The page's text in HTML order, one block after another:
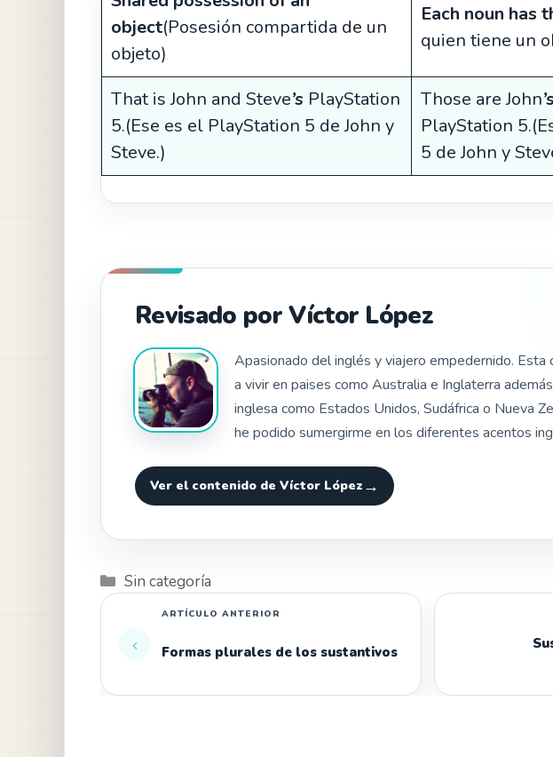
object(Posesión compartida de un
objeto)
Each noun has
quien tiene un
That is John and Steve’s PlayStation
5.(Ese es el PlayStation 5 de John y
Steve.)
Those are John’s
PlayStation
5 de John y
Revisado por Víctor López
Apasionado del inglés y viajero empedernido. Esta
a vivir en paises como Australia e Inglaterra
inglesa como Estados Unidos, Sudáfrica o Nueva
he podido sumergirme en los diferentes acentos
Ver el contenido de Víctor López
Categorías
Sin categoría
Formas plurales de los sustantivos